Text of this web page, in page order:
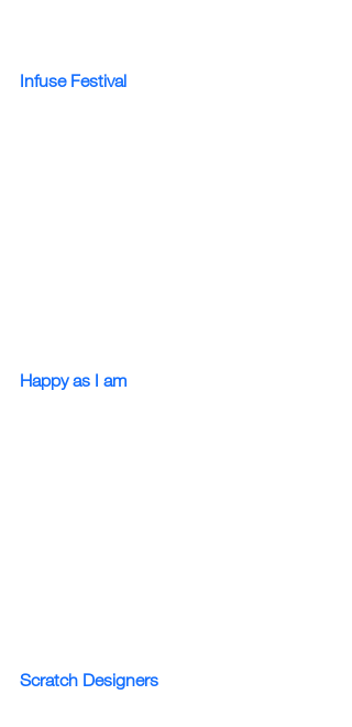
Infuse Festival
Happy as I am
Scratch Designers